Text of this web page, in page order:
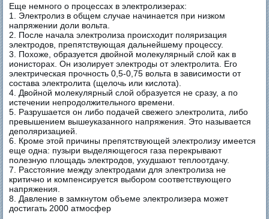
Еще немного о процессах в электролизерах:
1. Электролиз в общем случае начинается при низком
напряжении доли вольта.
2. После начала электролиза происходит поляризация
электродов, препятствующая дальнейшему процессу.
3. Похоже, образуется двойной молекулярный слой как в
ионисторах. Он изолирует электроды от электролита. Его
электрическая прочность 0,5-0,75 вольта в зависимости от
состава электролита (щелочь или кислота).
4. Двойной молекулярный слой образуется не сразу, а по
истечении непродолжительного времени.
5. Разрушается он либо подачей свежего электролита, либо
превышением вышеуказанного напряжения. Это называется
деполяризацией.
6. Кроме этой причины препятствующей электролизу имеется
еще одна: пузыри выделяющегося газа перекрывают
полезную площадь электродов, ухудшают теплоотдачу.
7. Расстояние между электродами для электролиза не
критично и компенсируется выбором соответствующего
напряжения.
8. Давление в замкнутом объеме электролизера может
достигать 2000 атмосфер